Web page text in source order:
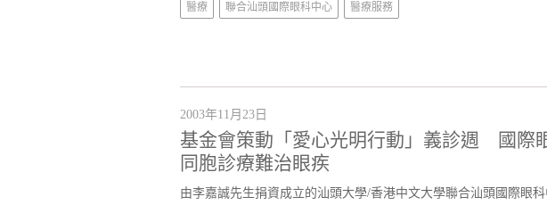
醫療 聯合汕頭國際眼科中心 醫療服務
2003年11月23日
基金會策動「愛心光明行動」義診週 國際
同胞診療難治眼疾
由李嘉誠先生捐資成立的汕頭大學/香港中文大學聯合汕頭國際眼